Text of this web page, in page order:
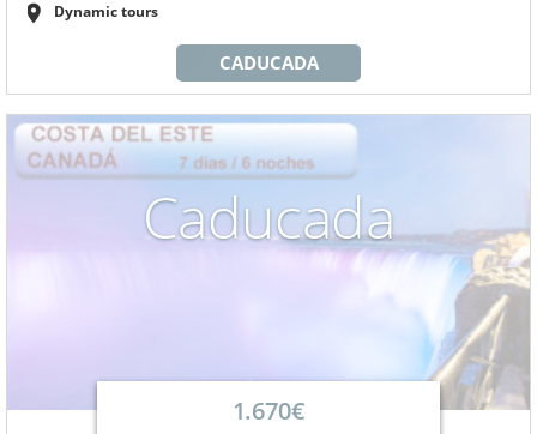
Dynamic tours
CADUCADA
Caducada
1.670€